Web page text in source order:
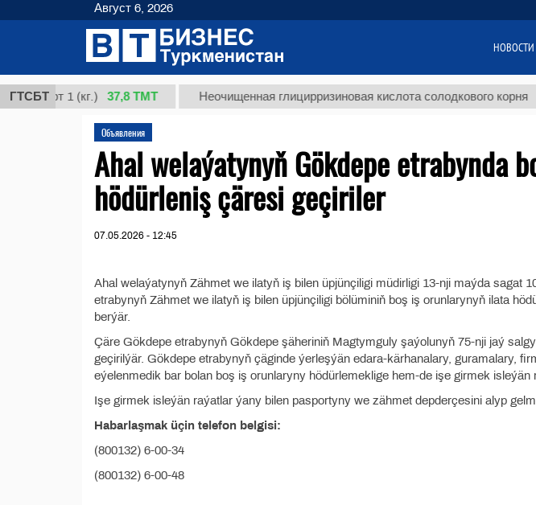
ГТСБТ
сорт 1 (кг.) 37,8 ТМТ Неочищенная глицирризиновая кислота солодкового корня
Объявления
Ahal welaýatynyň Gökdepe etrabynda
hödürleniş çäresi geçiriler
07.05.2026 - 12:45
Ahal welaýatynyň Zähmet we ilatyň iş bilen üpjünçiligi müdirligi 13-nji maýda sagat
etrabynyň Zähmet we ilatyň iş bilen üpjünçiligi bölüminiň boş iş orunlarynyň ilata
berýär.
Çäre Gökdepe etrabynyň Gökdepe şäheriniň Magtymguly şaýolunyň 75-nji jaý
geçirilýär. Gökdepe etrabynyň çäginde ýerleşýän edara-kärhanalary, guramalary,
eýelenmedik bar bolan boş iş orunlaryny hödürlemeklige hem-de işe girmek isleýän
Işe girmek isleýän raýatlar ýany bilen pasportyny we zähmet depderçesini alyp
Habarlaşmak üçin telefon belgisi:
(800132) 6-00-34
(800132) 6-00-48
Август 6, 2026
НОВОСТИ